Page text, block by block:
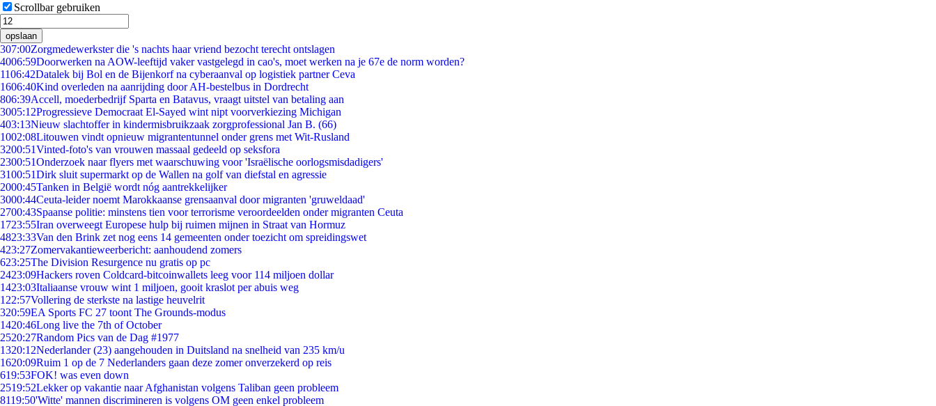
Scrollbar gebruiken
opslaan
307:00Zorgmedewerkster die 's nachts haar vriend bezocht terecht ontslagen
4006:59Doorwerken na AOW-leeftijd vaker vastgelegd in cao's, moet werken na je 67e de norm worden?
1106:42Datalek bij Bol en de Bijenkorf na cyberaanval op logistiek partner Ceva
1606:40Kind overleden na aanrijding door AH-bestelbus in Dordrecht
806:39Accell, moederbedrijf Sparta en Batavus, vraagt uitstel van betaling aan
3005:12Progressieve Democraat El-Sayed wint nipt voorverkiezing Michigan
403:13Nieuw slachtoffer in kindermisbruikzaak zorgprofessional Jan B. (66)
1002:08Litouwen vindt opnieuw migrantentunnel onder grens met Wit-Rusland
3200:51Vinted-foto's van vrouwen massaal gedeeld op seksfora
2300:51Onderzoek naar flyers met waarschuwing voor 'Israëlische oorlogsmisdadigers'
3100:51Dirk sluit supermarkt op de Wallen na golf van diefstal en agressie
2000:45Tanken in België wordt nóg aantrekkelijker
3000:44Ceuta-leider noemt Marokkaanse grensaanval door migranten 'gruweldaad'
2700:43Spaanse politie: minstens tien voor terrorisme veroordeelden onder migranten Ceuta
1723:55Iran overweegt Europese hulp bij ruimen mijnen in Straat van Hormuz
4823:33Van den Brink zet nog eens 14 gemeenten onder toezicht om spreidingswet
423:27Zomervakantieweerbericht: aanhoudend zomers
623:25The Division Resurgence nu gratis op pc
2423:09Hackers roven Coldcard-bitcoinwallets leeg voor 114 miljoen dollar
1423:03Italiaanse vrouw wint 1 miljoen, gooit kraslot per abuis weg
1 22:57Vollering de sterkste na lastige heuvelrit
320:59EA Sports FC 27 toont The Grounds-modus
1420:46Long live the 7th of October
2520:27Random Pics van de Dag #1977
1320:12Nederlander (23) aangehouden in Duitsland na snelheid van 235 km/u
1620:09Ruim 1 op de 7 Nederlanders gaan deze zomer onverzekerd op reis
619:53FOK! was even down
2519:52Lekker op vakantie naar Afghanistan volgens Taliban geen probleem
8119:50'Witte' mannen discrimineren is volgens OM geen enkel probleem